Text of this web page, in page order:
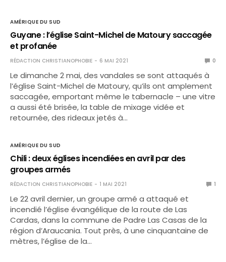
AMÉRIQUE DU SUD
Guyane : l’église Saint-Michel de Matoury saccagée
et profanée
RÉDACTION CHRISTIANOPHOBIE 6 MAI 2021 0
Le dimanche 2 mai, des vandales se sont attaqués à
l’église Saint-Michel de Matoury, qu’ils ont amplement
saccagée, emportant même le tabernacle – une vitre
a aussi été brisée, la table de mixage vidée et
retournée, des rideaux jetés à…
AMÉRIQUE DU SUD
Chili : deux églises incendiées en avril par des
groupes armés
RÉDACTION CHRISTIANOPHOBIE 1 MAI 2021 1
Le 22 avril dernier, un groupe armé a attaqué et
incendié l’église évangélique de la route de Las
Cardas, dans la commune de Padre Las Casas de la
région d’Araucania. Tout près, à une cinquantaine de
mètres, l’église de la…